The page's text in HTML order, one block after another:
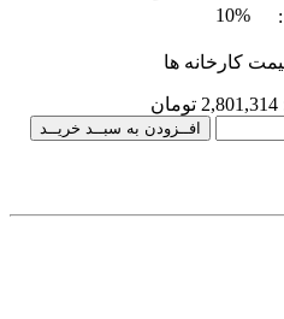
10%
کارخانه ها
2,801,314 تومان
افــزودن به سبــد خریــد